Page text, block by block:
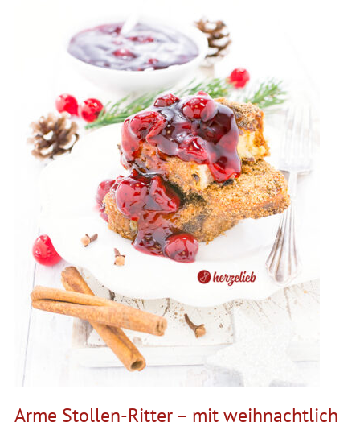
Arme Stollen-Ritter – mit weihnachtlich